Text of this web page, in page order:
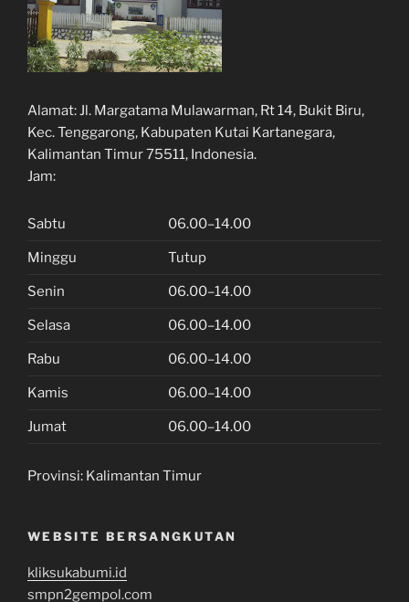
Alamat:Jl. Margatama Mulawarman, Rt 14, Bukit Biru,
Kec. Tenggarong, Kabupaten Kutai Kartanegara,
Kalimantan Timur 75511, Indonesia.
Jam:
Sabtu 06.00–14.00
Minggu Tutup
Senin 06.00–14.00
Selasa 06.00–14.00
Rabu 06.00–14.00
Kamis 06.00–14.00
Jumat 06.00–14.00
Provinsi: Kalimantan Timur
WEBSITE BERSANGKUTAN
kliksukabumi.id
smpn2gempol.com